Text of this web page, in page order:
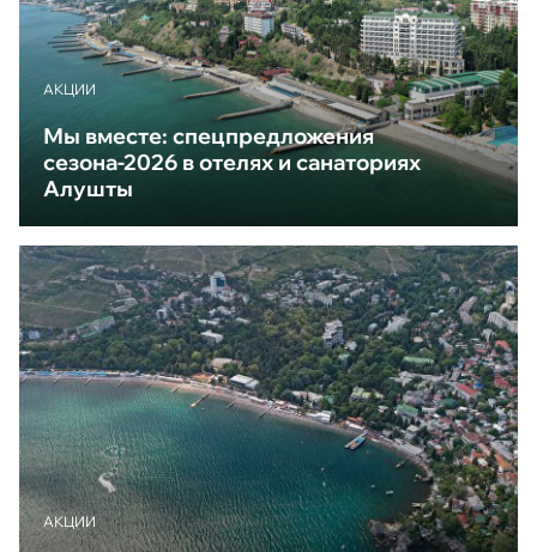
АКЦИИ
Мы вместе: спецпредложения
сезона-2026 в отелях и санаториях
Алушты
АКЦИИ